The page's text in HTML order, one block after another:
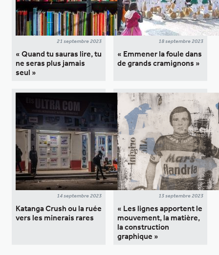
21 septembre 2023
« Quand tu sauras lire, tu
ne seras plus jamais
seul »
18 septembre 2023
« Emmener la foule dans
de grands cramignons »
14 septembre 2023
Katanga Crush ou la ruée
vers les minerais rares
13 septembre 2023
« Les lignes apportent le
mouvement, la matière,
la construction
graphique »